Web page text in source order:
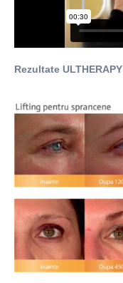
Rezultate ULTHERAPY